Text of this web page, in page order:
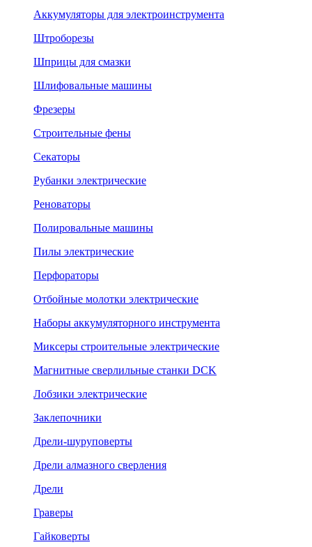
Аккумуляторы для электроинструмента
Штроборезы
Шприцы для смазки
Шлифовальные машины
Фрезеры
Строительные фены
Секаторы
Рубанки электрические
Реноваторы
Полировальные машины
Пилы электрические
Перфораторы
Отбойные молотки электрические
Наборы аккумуляторного инструмента
Миксеры строительные электрические
Магнитные сверлильные станки DCK
Лобзики электрические
Заклепочники
Дрели-шуруповерты
Дрели алмазного сверления
Дрели
Граверы
Гайковерты